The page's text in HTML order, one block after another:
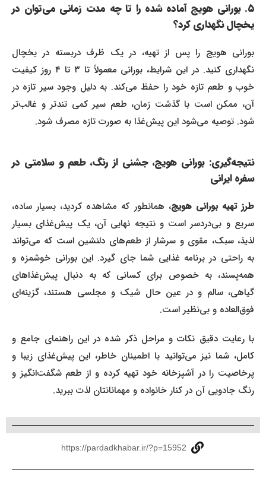
۵. بورانی هویج آماده شده را تا چه مدت زمانی می‌توان در
یخچال نگهداری کرد؟
بورانی هویج را پس از تهیه، در یک ظرف دربسته در یخچال
نگهداری کنید. در این شرایط، بورانی معمولاً تا ۳ تا ۴ روز کیفیت
خوب و طعم تازه خود را حفظ می‌کند. به دلیل وجود سیر تازه در
آن، ممکن است با گذشت زمان، طعم سیر کمی تندتر و غالب‌تر
شود. توصیه می‌شود این پیش‌غذا به صورت تازه مصرف شود.
نتیجه‌گیری: بورانی هویج، جشنی از رنگ، طعم و سلامتی در
سفره ایرانی
طرز تهیه بورانی هویج، همانطور که مشاهده کردید، بسیار ساده،
سریع و بی‌دردسر است و نتیجه نهایی آن، یک پیش‌غذای بسیار
لذیذ، سبک، مقوی و سرشار از طعم‌های دلنشین است که می‌تواند
به راحتی در برنامه غذایی شما جای گیرد. این بورانی خوشمزه و
همه‌پسند، به خصوص برای کسانی که به دنبال پیش‌غذاهای
گیاهی، سالم و در عین حال شیک و مجلسی هستند، گزینه‌ای
فوق‌العاده و بی‌نظیر است.
با رعایت دقیق نکات و مراحل ذکر شده در این راهنمای جامع و
کامل، شما نیز می‌توانید با اطمینان خاطر، این پیش‌غذای زیبا و
پرخاصیت را در آشپزخانه خود تهیه کرده و از طعم شگفت‌انگیز و
رنگ جادویی آن در کنار خانواده و مهمانانتان لذت ببرید.
https://pardadkhabar.ir/?p=15952